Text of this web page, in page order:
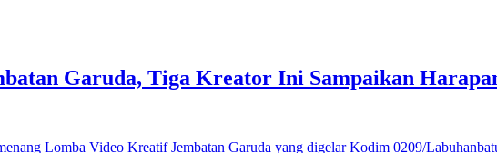
Garuda, Tiga Kreator Ini Sampaikan